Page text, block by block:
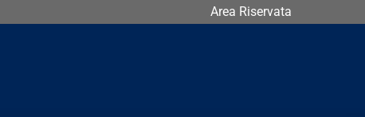
Area Riservata